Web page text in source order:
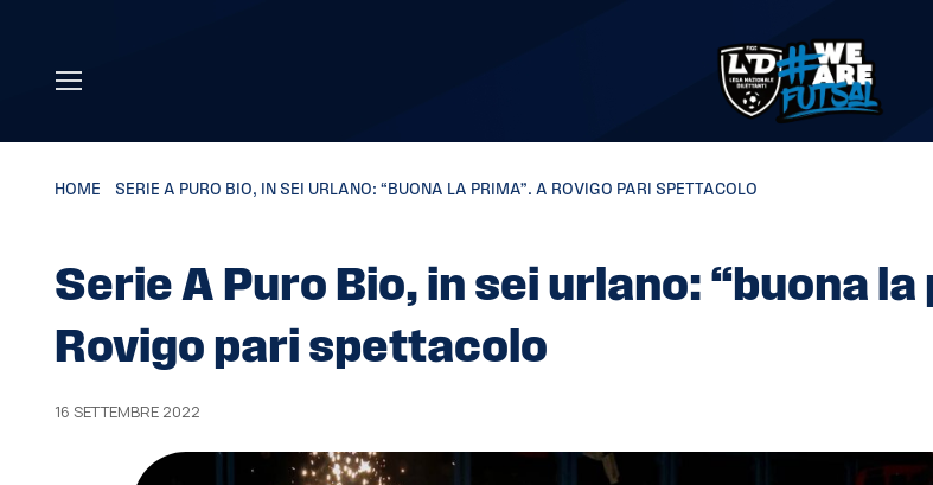
HOME SERIE A PURO BIO, IN SEI URLANO: “BUONA LA PRIMA”. A ROVIGO PARI SPETTACOLO
Serie A Puro Bio, in sei urlano: “buona la
Rovigo pari spettacolo
16 SETTEMBRE 2022